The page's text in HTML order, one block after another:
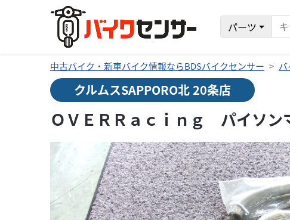
パーツ
中古バイク・新車バイク情報ならBDSバイクセンサー
クルムスSAPPORO北 20条店
ＯＶＥＲＲａｃｉｎｇ パイソン